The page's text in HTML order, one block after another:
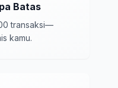
Batas
transaksi—
kamu.